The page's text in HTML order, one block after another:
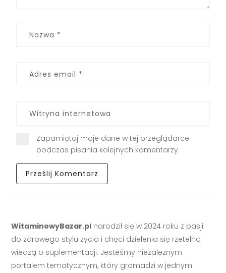
Zapamiętaj moje dane w tej przeglądarce
podczas pisania kolejnych komentarzy.
WitaminowyBazar.pl narodził się w 2024 roku z pasji
do zdrowego stylu życia i chęci dzielenia się rzetelną
wiedzą o suplementacji. Jesteśmy niezależnym
portalem tematycznym, który gromadzi w jednym